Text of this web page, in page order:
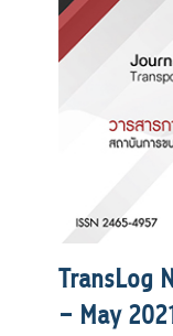
TransLog
– May